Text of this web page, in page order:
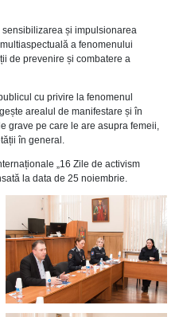
și impulsionarea
a fenomenului
de prevenire și combatere a
cu privire la fenomenul
arealul de manifestare și în
grave pe care le are asupra femeii,
în general.
„16 Zile de activism
la data de 25 noiembrie.